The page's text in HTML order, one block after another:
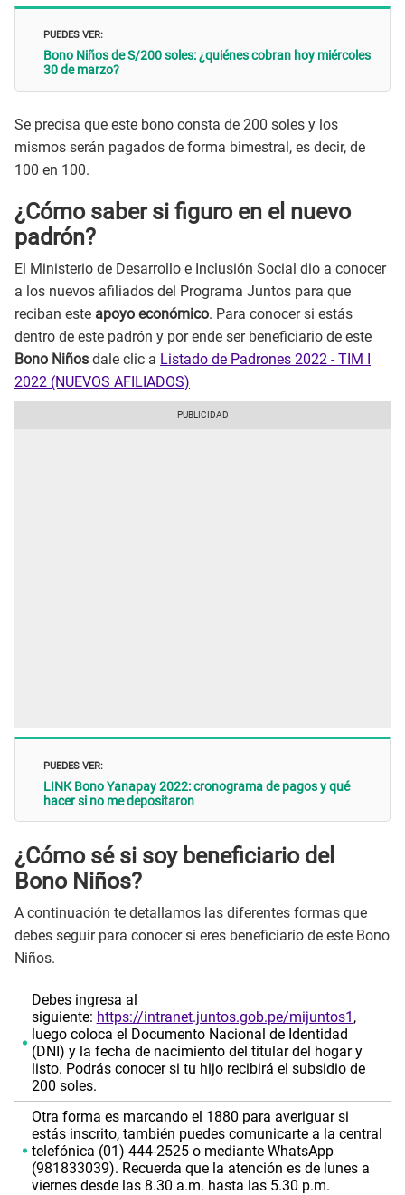
PUEDES VER:
Bono Niños de S/200 soles: ¿quiénes cobran hoy miércoles
30 de marzo?
Se precisa que este bono consta de 200 soles y los
mismos serán pagados de forma bimestral, es decir, de
100 en 100.
¿Cómo saber si figuro en el nuevo
padrón?
El Ministerio de Desarrollo e Inclusión Social dio a conocer
a los nuevos afiliados del Programa Juntos para que
reciban este apoyo económico. Para conocer si estás
dentro de este padrón y por ende ser beneficiario de este
Bono Niños dale clic a Listado de Padrones 2022 - TIM I
2022 (NUEVOS AFILIADOS)
PUEDES VER:
LINK Bono Yanapay 2022: cronograma de pagos y qué
hacer si no me depositaron
¿Cómo sé si soy beneficiario del
Bono Niños?
A continuación te detallamos las diferentes formas que
debes seguir para conocer si eres beneficiario de este Bono
Niños.
Debes ingresa al
siguiente: https://intranet.juntos.gob.pe/mijuntos1 ,
luego coloca el Documento Nacional de Identidad
(DNI) y la fecha de nacimiento del titular del hogar y
listo. Podrás conocer si tu hijo recibirá el subsidio de
200 soles.
Otra forma es marcando el 1880 para averiguar si
estás inscrito, también puedes comunicarte a la central
telefónica (01) 444-2525 o mediante WhatsApp
(981833039). Recuerda que la atención es de lunes a
viernes desde las 8.30 a.m. hasta las 5.30 p.m.